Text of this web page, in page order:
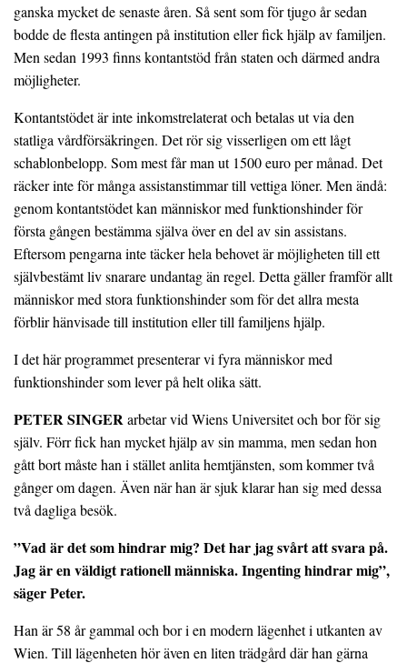
ganska mycket de senaste åren. Så sent som för tjugo år sedan
bodde de flesta antingen på institution eller fick hjälp av familjen.
Men sedan 1993 finns kontantstöd från staten och därmed andra
möjligheter.
Kontantstödet är inte inkomstrelaterat och betalas ut via den
statliga vårdförsäkringen. Det rör sig visserligen om ett lågt
schablonbelopp. Som mest får man ut 1500 euro per månad. Det
räcker inte för många assistanstimmar till vettiga löner. Men ändå:
genom kontantstödet kan människor med funktionshinder för
första gången bestämma själva över en del av sin assistans.
Eftersom pengarna inte täcker hela behovet är möjligheten till ett
självbestämt liv snarare undantag än regel. Detta gäller framför allt
människor med stora funktionshinder som för det allra mesta
förblir hänvisade till institution eller till familjens hjälp.
I det här programmet presenterar vi fyra människor med
funktionshinder som lever på helt olika sätt.
PETER SINGERarbetar vid Wiens Universitet och bor för sig
själv. Förr fick han mycket hjälp av sin mamma, men sedan hon
gått bort måste han i stället anlita hemtjänsten, som kommer två
gånger om dagen. Även när han är sjuk klarar han sig med dessa
två dagliga besök.
”Vad är det som hindrar mig? Det har jag svårt att svara på.
Jag är en väldigt rationell människa. Ingenting hindrar mig”,
säger Peter.
Han är 58 år gammal och bor i en modern lägenhet i utkanten av
Wien. Till lägenheten hör även en liten trädgård där han gärna